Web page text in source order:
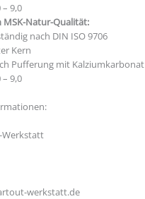
9,0
MSK-Natur-Qualität:
nach DIN ISO 9706
Kern
Pufferung mit Kalziumkarbonat
9,0
Werkstatt
werkstatt.de